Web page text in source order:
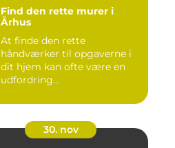
Find den rette murer i
Århus
At finde den rette
håndværker til opgaverne i
dit hjem kan ofte være en
udfordring...
30. nov